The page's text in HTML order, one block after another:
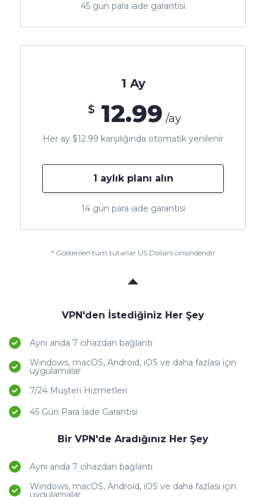
1 Ay
$ 12.99 /ay
Her ay $12.99 karşılığında otomatik yenilenir
1 aylık planı alın
14 gün para iade garantisi
45 gün para iade garantisi
* Gösterilen tüm tutarlar US Dollars cinsindendir
VPN'den İstediğiniz Her Şey
Aynı anda 7 cihazdan bağlantı
Windows, macOS, Android, iOS ve daha fazlası için
uygulamalar
7/24 Müşteri Hizmetleri
45 Gün Para İade Garantisi
Bir VPN'de Aradığınız Her Şey
Aynı anda 7 cihazdan bağlantı
Windows, macOS, Android, iOS ve daha fazlası için
uygulamalar